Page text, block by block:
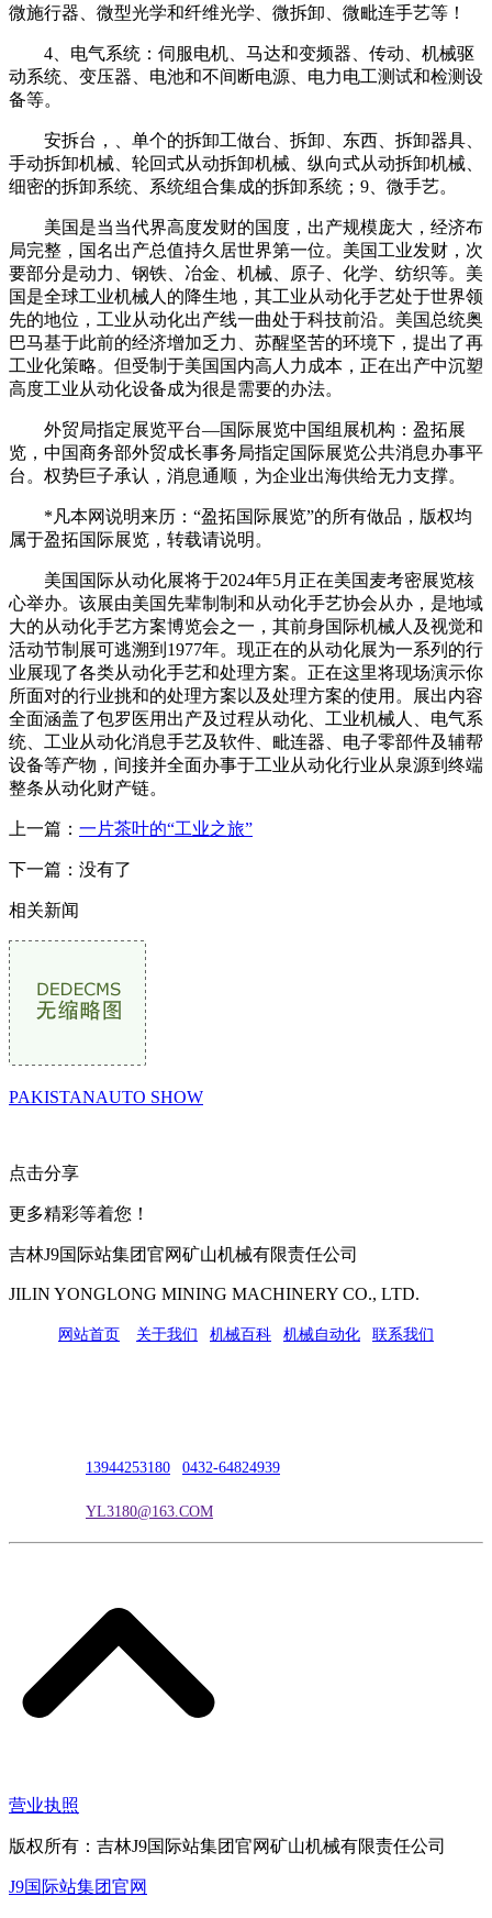
微施行器、微型光学和纤维光学、微拆卸、微毗连手艺等！
4、电气系统：伺服电机、马达和变频器、传动、机械驱
动系统、变压器、电池和不间断电源、电力电工测试和检测设
备等。
安拆台，、单个的拆卸工做台、拆卸、东西、拆卸器具、
手动拆卸机械、轮回式从动拆卸机械、纵向式从动拆卸机械、
细密的拆卸系统、系统组合集成的拆卸系统；9、微手艺。
美国是当当代界高度发财的国度，出产规模庞大，经济布
局完整，国名出产总值持久居世界第一位。美国工业发财，次
要部分是动力、钢铁、冶金、机械、原子、化学、纺织等。美
国是全球工业机械人的降生地，其工业从动化手艺处于世界领
先的地位，工业从动化出产线一曲处于科技前沿。美国总统奥
巴马基于此前的经济增加乏力、苏醒坚苦的环境下，提出了再
工业化策略。但受制于美国国内高人力成本，正在出产中沉塑
高度工业从动化设备成为很是需要的办法。
外贸局指定展览平台—国际展览中国组展机构：盈拓展
览，中国商务部外贸成长事务局指定国际展览公共消息办事平
台。权势巨子承认，消息通顺，为企业出海供给无力支撑。
*凡本网说明来历：“盈拓国际展览”的所有做品，版权均
属于盈拓国际展览，转载请说明。
美国国际从动化展将于2024年5月正在美国麦考密展览核
心举办。该展由美国先辈制制和从动化手艺协会从办，是地域
大的从动化手艺方案博览会之一，其前身国际机械人及视觉和
活动节制展可逃溯到1977年。现正在的从动化展为一系列的行
业展现了各类从动化手艺和处理方案。正在这里将现场演示你
所面对的行业挑和的处理方案以及处理方案的使用。展出内容
全面涵盖了包罗医用出产及过程从动化、工业机械人、电气系
统、工业从动化消息手艺及软件、毗连器、电子零部件及辅帮
设备等产物，间接并全面办事于工业从动化行业从泉源到终端
整条从动化财产链。
上一篇： 一片茶叶的“工业之旅”
下一篇：没有了
相关新闻
PAKISTANAUTO SHOW
点击分享
更多精彩等着您！
吉林J9国际站集团官网矿山机械有限责任公司
JILIN YONGLONG MINING MACHINERY CO., LTD.
网站首页 关于我们 机械百科 机械自动化 联系我们
13944253180 0432-64824939
YL3180@163.COM
营业执照
版权所有：吉林J9国际站集团官网矿山机械有限责任公司
J9国际站集团官网